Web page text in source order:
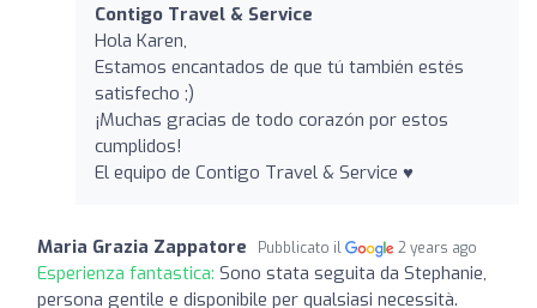
Contigo Travel & Service
Hola Karen,
Estamos encantados de que tú también estés
satisfecho ;)
¡Muchas gracias de todo corazón por estos
cumplidos!
El equipo de Contigo Travel & Service ♥️
Maria Grazia Zappatore Pubblicato il 2 years ago
Esperienza fantastica: Sono stata seguita da Stephanie,
persona gentile e disponibile per qualsiasi necessità.